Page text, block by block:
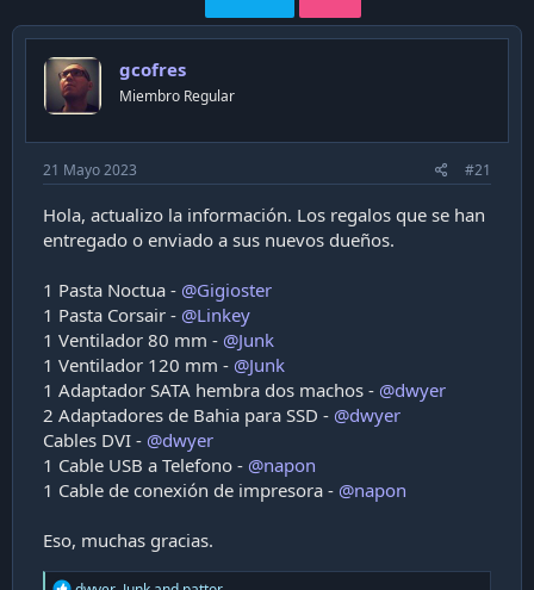
ó
e
l
t
e
m
a
d
p
u
l
c
c
i
n
gcofres
Miembro Regular
21 Mayo 2023 #21
Hola, actualizo la información. Los regalos que se han
entregado o enviado a sus nuevos dueños.
1 Pasta Noctua - @Gigioster
1 Pasta Corsair - @Linkey
1 Ventilador 80 mm - @Junk
1 Ventilador 120 mm - @Junk
1 Adaptador SATA hembra dos machos - @dwyer
2 Adaptadores de Bahia para SSD - @dwyer
Cables DVI - @dwyer
1 Cable USB a Telefono - @napon
1 Cable de conexión de impresora - @napon
Eso, muchas gracias.